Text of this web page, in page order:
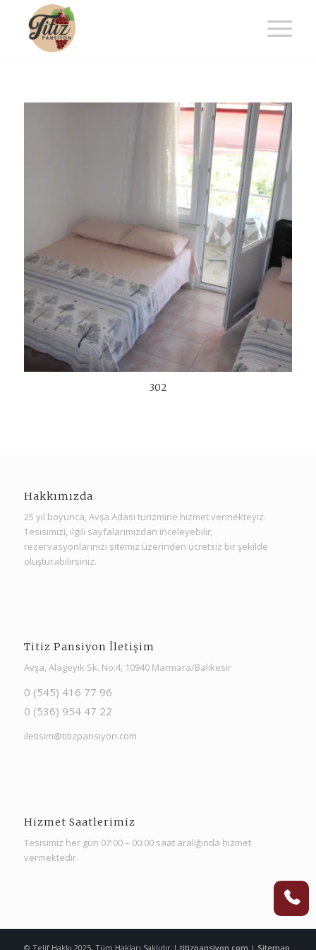
302
Hakkımızda
25 yıl boyunca, Avşa Adası turizmine hizmet vermekteyiz.
Tesisimizi, ilgili sayfalarımızdan inceleyebilir,
rezervasyonlarınızı sitemiz üzerinden ücretsiz bir şekilde
oluşturabilirsiniz.
Titiz Pansiyon İletişim
Avşa, Alageyik Sk. No:4, 10940 Marmara/Balıkesir
0 (545) 416 77 96
0 (536) 954 47 22
iletisim@titizpansiyon.com
Hizmet Saatlerimiz
Tesisimiz her gün 07:00 – 00:00 saat aralığında hizmet
vermektedir.
© Telif Hakkı 2025, Tüm Hakları Saklıdır | titizpansiyon.com | Sitemap